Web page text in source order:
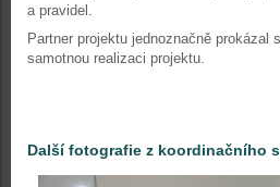
a pravidel.
Partner projektu jednoznačně prokázal
samotnou realizaci projektu.
Další fotografie z koordinačního